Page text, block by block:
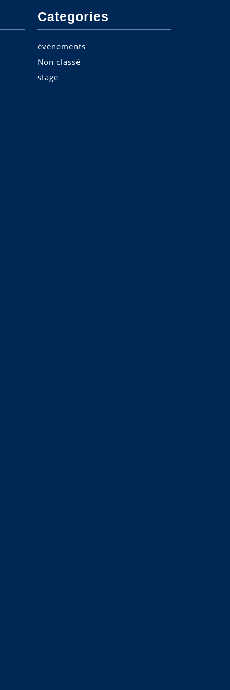
Categories
événements
Non classé
stage